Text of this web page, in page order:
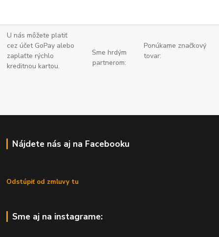
U nás môžete platiť
cez účet GoPay alebo
zaplaťte rýchlo
kreditnou kartou.
Sme hrdým
partnerom:
Ponúkame značkový
tovar:
Nájdete nás aj na Facebooku
Odstúpiť od zmluvy tu
Sme aj na instagrame: